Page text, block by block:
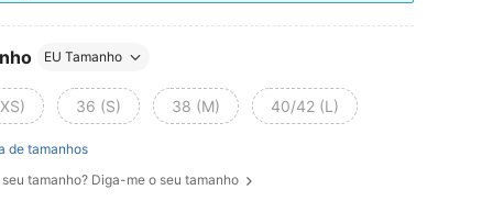
EU Tamanho
36 (S) 38 (M) 40/42 (L)
de tamanhos
seu tamanho? Diga-me o seu tamanho